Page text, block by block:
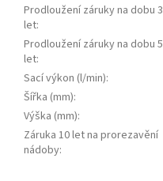
Prodloužení záruky na dobu 3
let:
Prodloužení záruky na dobu 5
let:
Sací výkon (l/min):
Šířka (mm):
Výška (mm):
Záruka 10 let na prorezavění
nádoby: